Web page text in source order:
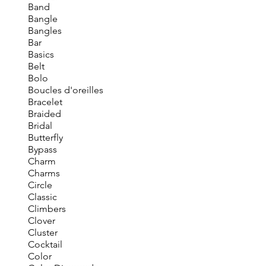
Band
Bangle
Bangles
Bar
Basics
Belt
Bolo
Boucles d'oreilles
Bracelet
Braided
Bridal
Butterfly
Bypass
Charm
Charms
Circle
Classic
Climbers
Clover
Cluster
Cocktail
Color